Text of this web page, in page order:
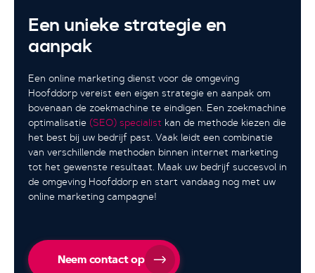
Een unieke strategie en
aanpak
Een online marketing dienst voor de omgeving
Hoofddorp vereist een eigen strategie en aanpak om
bovenaan de zoekmachine te eindigen. Een zoekmachine
optimalisatie (SEO) specialist kan de methode kiezen die
het best bij uw bedrijf past. Vaak leidt een combinatie
van verschillende methoden binnen internet marketing
tot het gewenste resultaat. Maak uw bedrijf succesvol in
de omgeving Hoofddorp en start vandaag nog met uw
online marketing campagne!
Neem contact op